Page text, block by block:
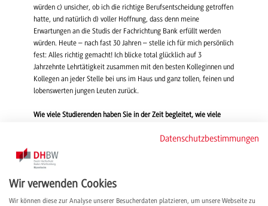
würden c) unsicher, ob ich die richtige Berufsentscheidung getroffen
hatte, und natürlich d) voller Hoffnung, dass denn meine
Erwartungen an die Studis der Fachrichtung Bank erfüllt werden
würden. Heute – nach fast 30 Jahren – stelle ich für mich persönlich
fest: Alles richtig gemacht! Ich blicke total glücklich auf 3
Jahrzehnte Lehrtätigkeit zusammen mit den besten Kolleginnen und
Kollegen an jeder Stelle bei uns im Haus und ganz tollen, feinen und
lobenswerten jungen Leuten zurück.
Wie viele Studierenden haben Sie in der Zeit begleitet, wie viele
Es müssen etwas mehr als 2 000 Absolventinnen und Absolventen
sein, die ich auf eine anspruchsvolle und abwechslungsreiche
Studis haben mich neben den Vorlesungen, Planspielen und
Seminaren auch sonst noch tüchtig mit Arbeit versorgt. Ich schätze,
Datenschutzbestimmungen
Wir verwenden Cookies
Wir können diese zur Analyse unserer Besucherdaten platzieren, um unsere Webseite zu